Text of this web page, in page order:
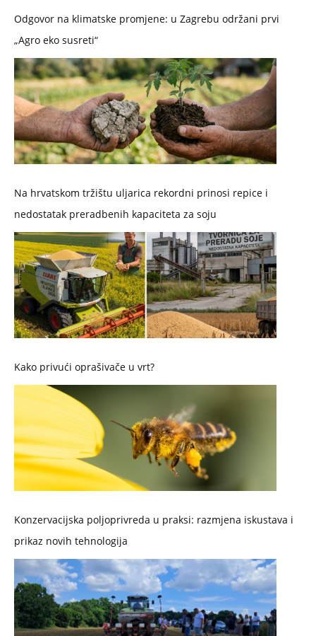
Odgovor na klimatske promjene: u Zagrebu održani prvi
„Agro eko susreti“
Na hrvatskom tržištu uljarica rekordni prinosi repice i
nedostatak preradbenih kapaciteta za soju
Kako privući oprašivače u vrt?
Konzervacijska poljoprivreda u praksi: razmjena iskustava i
prikaz novih tehnologija